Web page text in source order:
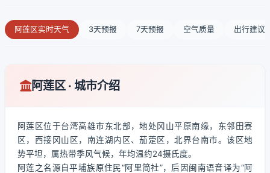
阿莲区实时天气 3天预报 7天预报 空气质量 出行建议
阿莲区 · 城市介绍
阿莲区位于台湾高雄市东北部，地处冈山平原南缘，东邻田寮
区，西接冈山区，南连湖内区、茄萣区，北界台南市。该区地
势平坦，属热带季风气候，年均温约24摄氏度。
阿莲之名源自平埔族原住民“阿里简社”，后因闽南语音译为“阿